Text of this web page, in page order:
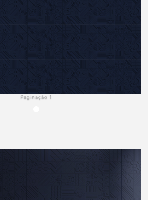
Paginação 1